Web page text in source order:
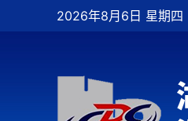
2026年8月6日 星期四